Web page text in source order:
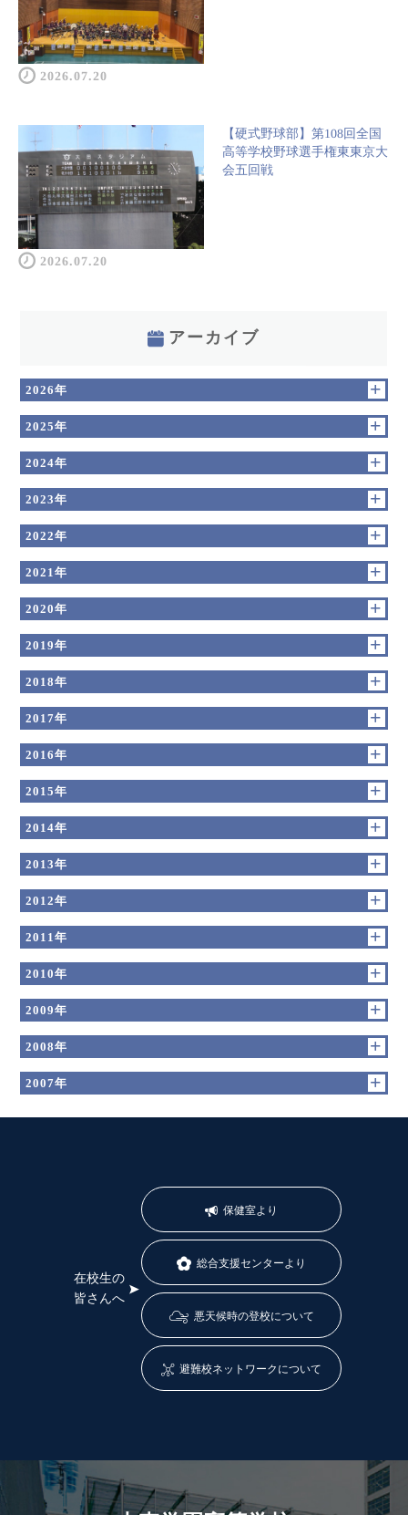
2026.07.20
2026.07.20
【硬式野球部】第108回全国
高等学校野球選手権東東京大
会五回戦
アーカイブ
2026年
2025年
2024年
2023年
2022年
2021年
2020年
2019年
2018年
2017年
2016年
2015年
2014年
2013年
2012年
2011年
2010年
2009年
2008年
2007年
在校生の
皆さんへ
保健室より
総合支援センターより
悪天候時の登校について
避難校ネットワークについて